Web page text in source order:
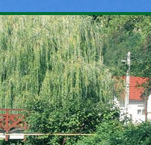
Ugrás a
tartalomra